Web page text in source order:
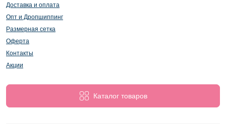
Доставка и оплата
Опт и Дропшиппинг
Размерная сетка
Оферта
Контакты
Акции
Каталог товаров